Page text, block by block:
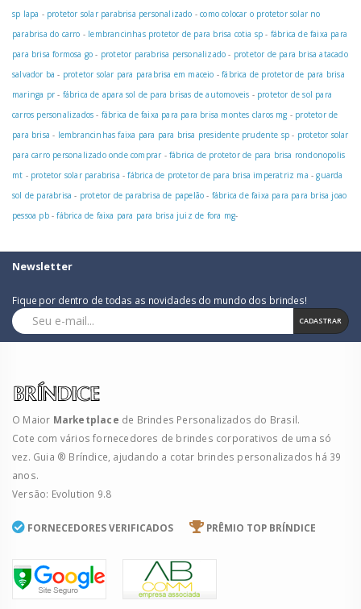
sp lapa - protetor solar parabrisa personalizado -como colocar o protetor solar no
parabrisa do carro - lembrancinhas protetor de para brisa cotia sp - fábrica de faixa para
para brisa formosa go - protetor parabrisa personalizado - protetor de para brisa atacado
salvador ba - protetor solar para parabrisa em maceio -fábrica de protetor de para brisa
maringa pr - fábrica de apara sol de para brisas de automoveis - protetor de sol para
carros personalizados - fábrica de faixa para para brisa montes claros mg - protetor de
para brisa - lembrancinhas faixa para para brisa presidente prudente sp - protetor solar
para carro personalizado onde comprar -fábrica de protetor de para brisa rondonopolis
mt - protetor solar parabrisa -fábrica de protetor de para brisa imperatriz ma -guarda
sol de parabrisa - protetor de parabrisa de papelão - fábrica de faixa para para brisa joao
pessoa pb-fábrica de faixa para para brisa juiz de fora mg-
Newsletter
Fique por dentro de todas as novidades do mundo dos brindes!
CADASTRAR
O Maior Marketplace de Brindes Personalizados do Brasil.
Cote com vários fornecedores de brindes corporativos de uma só
vez. Guia ® Bríndice, ajudando a cotar brindes personalizados há 39
anos.
Versão: Evolution 9.8
FORNECEDORES VERIFICADOS PRÊMIO TOP BRÍNDICE